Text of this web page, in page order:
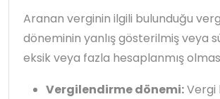
Aranan verginin ilgili bulunduğu
döneminin yanlış gösterilmiş veya
eksik veya fazla hesaplanmış
Vergilendirme dönemi:Vergi